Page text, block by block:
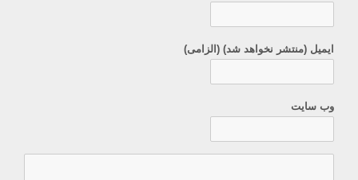
ایمیل (منتشر نخواهد شد) (الزامی)
وب سایت